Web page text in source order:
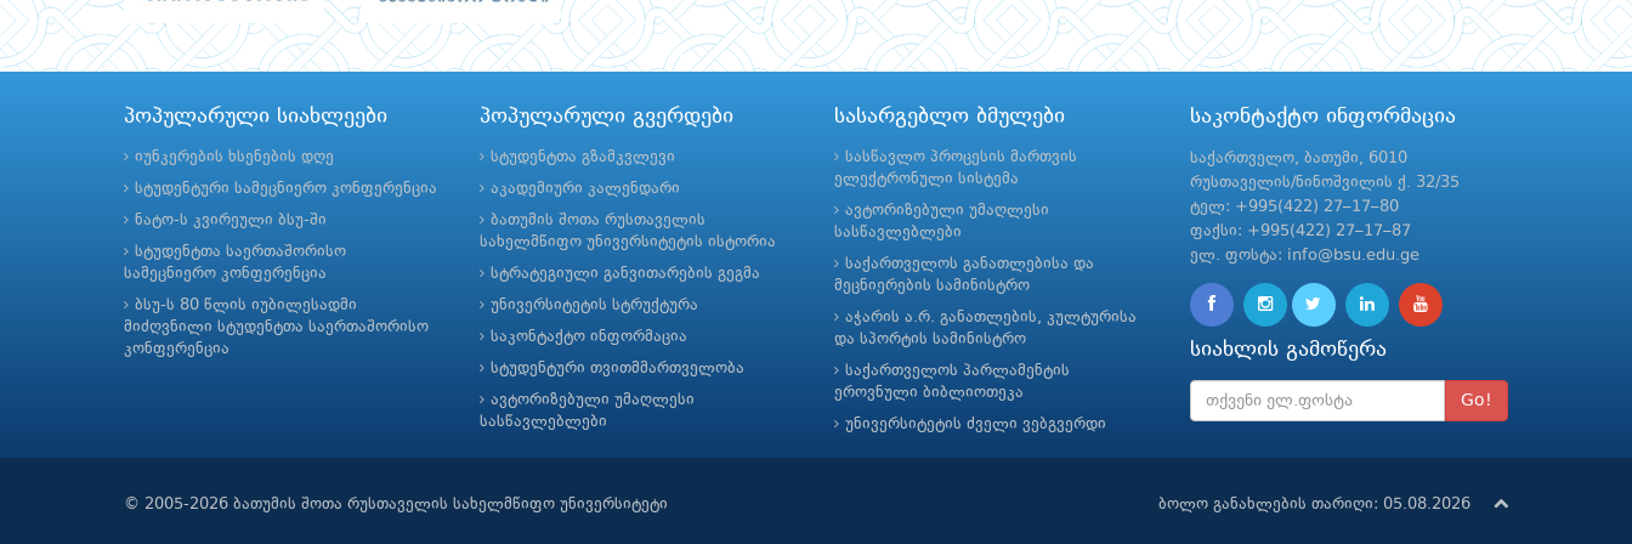
პოპულარული სიახლეები
იუნკერების ხსენების დღე
სტუდენტური სამეცნიერო კონფერენცია
ნატო-ს კვირეული ბსუ-ში
სტუდენტთა საერთაშორისო
სამეცნიერო კონფერენცია
ბსუ-ს 80 წლის იუბილესადმი
მიძღვნილი სტუდენტთა საერთაშორისო
კონფერენცია
პოპულარული გვერდები
სტუდენტთა გზამკვლევი
აკადემიური კალენდარი
ბათუმის შოთა რუსთაველის
სახელმწიფო უნივერსიტეტის ისტორია
სტრატეგიული განვითარების გეგმა
უნივერსიტეტის სტრუქტურა
საკონტაქტო ინფორმაცია
სტუდენტური თვითმმართველობა
ავტორიზებული უმაღლესი
სასწავლებლები
სასარგებლო ბმულები
სასწავლო პროცესის მართვის
ელექტრონული სისტემა
ავტორიზებული უმაღლესი
სასწავლებლები
საქართველოს განათლებისა და
მეცნიერების სამინისტრო
აჭარის ა.რ. განათლების, კულტურისა
და სპორტის სამინისტრო
საქართველოს პარლამენტის
ეროვნული ბიბლიოთეკა
უნივერსიტეტის ძველი ვებგვერდი
საკონტაქტო ინფორმაცია
საქართველო, ბათუმი, 6010
რუსთაველის/ნინოშვილის ქ. 32/35
ტელ: +995(422) 27–17–80
ფაქსი: +995(422) 27–17–87
ელ. ფოსტა: info@bsu.edu.ge
სიახლის გამოწერა
Go!
© 2005-2026 ბათუმის შოთა რუსთაველის სახელმწიფო უნივერსიტეტი ბოლო განახლების თარიღი: 05.08.2026